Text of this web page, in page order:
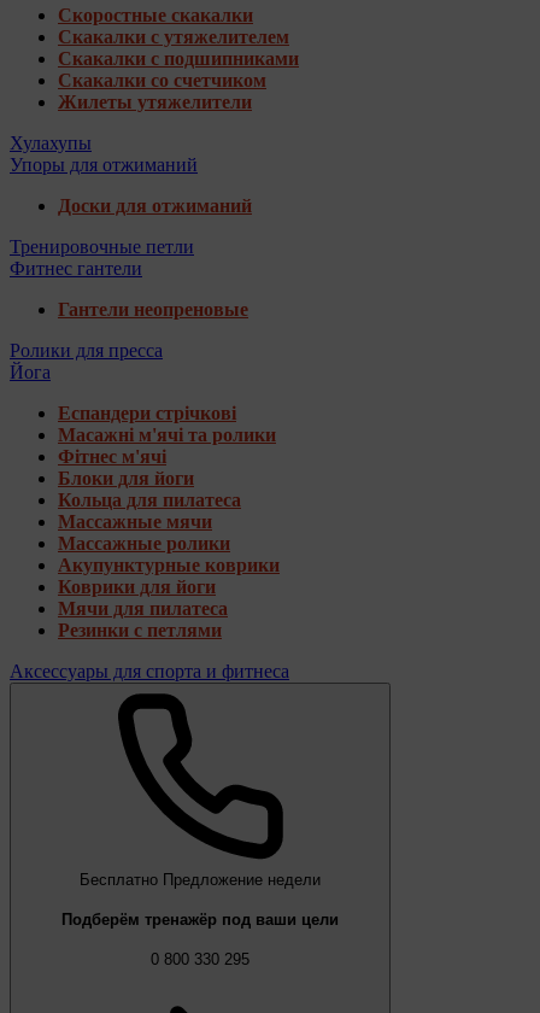
Скоростные скакалки
Скакалки с утяжелителем
Скакалки с подшипниками
Скакалки со счетчиком
Жилеты утяжелители
Хулахупы
Упоры для отжиманий
Доски для отжиманий
Тренировочные петли
Фитнес гантели
Гантели неопреновые
Ролики для пресса
Йога
Еспандери стрічкові
Масажні м'ячі та ролики
Фітнес м'ячі
Блоки для йоги
Кольца для пилатеса
Массажные мячи
Массажные ролики
Акупунктурные коврики
Коврики для йоги
Мячи для пилатеса
Резинки с петлями
Аксессуары для спорта и фитнеса
Бесплатно Предложение недели
Подберём тренажёр под ваши цели
0 800 330 295